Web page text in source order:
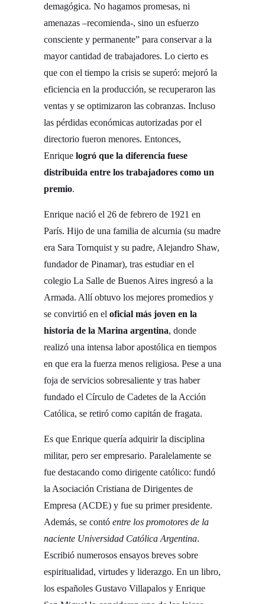
demagógica. No hagamos promesas, ni
amenazas –recomienda-, sino un esfuerzo
consciente y permanente” para conservar a la
mayor cantidad de trabajadores. Lo cierto es
que con el tiempo la crisis se superó: mejoró la
eficiencia en la producción, se recuperaron las
ventas y se optimizaron las cobranzas. Incluso
las pérdidas económicas autorizadas por el
directorio fueron menores. Entonces,
Enrique logró que la diferencia fuese
distribuida entre los trabajadores como un
premio.
Enrique nació el 26 de febrero de 1921 en
París. Hijo de una familia de alcurnia (su madre
era Sara Tornquist y su padre, Alejandro Shaw,
fundador de Pinamar), tras estudiar en el
colegio La Salle de Buenos Aires ingresó a la
Armada. Allí obtuvo los mejores promedios y
se convirtió en el oficial más joven en la
historia de la Marina argentina, donde
realizó una intensa labor apostólica en tiempos
en que era la fuerza menos religiosa. Pese a una
foja de servicios sobresaliente y tras haber
fundado el Círculo de Cadetes de la Acción
Católica, se retiró como capitán de fragata.
Es que Enrique quería adquirir la disciplina
militar, pero ser empresario. Paralelamente se
fue destacando como dirigente católico: fundó
la Asociación Cristiana de Dirigentes de
Empresa (ACDE) y fue su primer presidente.
Además, se contó entre los promotores de la
naciente Universidad Católica Argentina.
Escribió numerosos ensayos breves sobre
espiritualidad, virtudes y liderazgo. En un libro,
los españoles Gustavo Villapalos y Enrique